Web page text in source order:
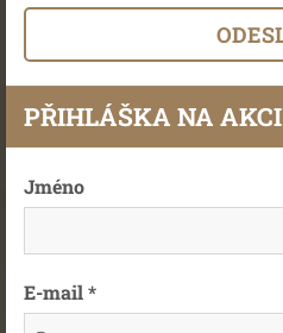
PŘIHLÁŠKA NA AKCI
Jméno
E-mail *